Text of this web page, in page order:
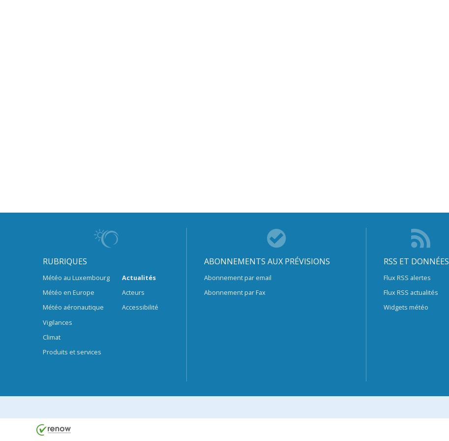
RUBRIQUES
Météo au Luxembourg
Météo en Europe
Météo aéronautique
Vigilances
Climat
Produits et services
Actualités
Acteurs
Accessibilité
ABONNEMENTS AUX PRÉVISIONS
Abonnement par email
Abonnement par Fax
RSS ET DONNÉES
Flux RSS alertes
Flux RSS actualités
Widgets météo